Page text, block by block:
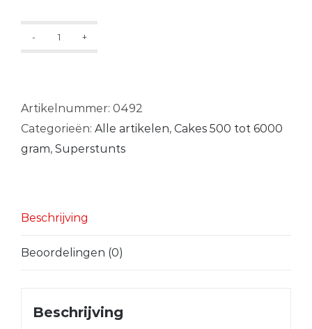
Artikelnummer: 0492
Categorieën: Alle artikelen, Cakes 500 tot 6000
gram, Superstunts
Beschrijving
Beoordelingen (0)
Beschrijving